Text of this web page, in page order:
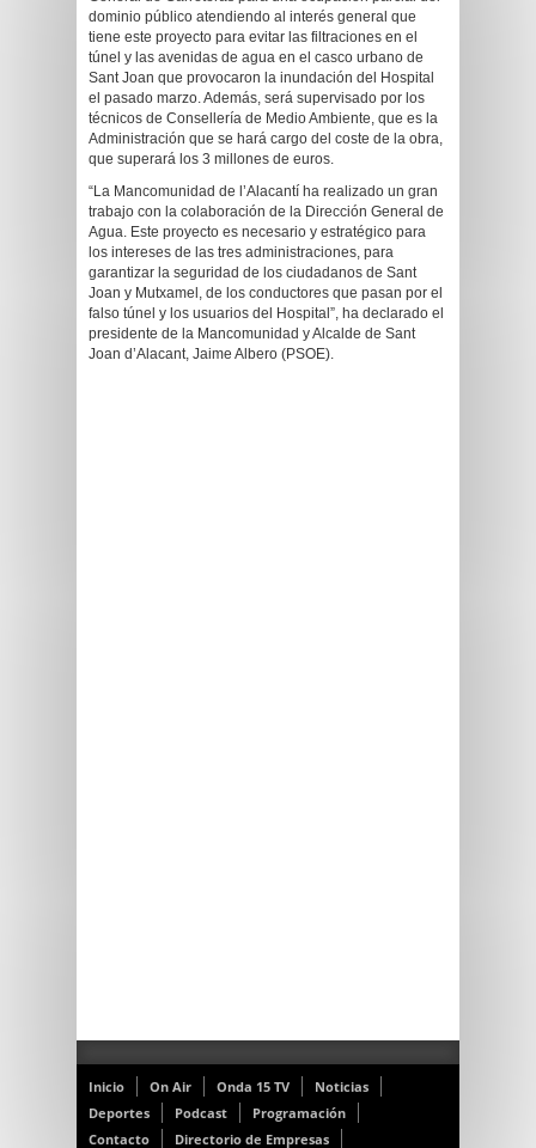
dominio público atendiendo al interés general que
tiene este proyecto para evitar las filtraciones en el
túnel y las avenidas de agua en el casco urbano de
Sant Joan que provocaron la inundación del Hospital
el pasado marzo. Además, será supervisado por los
técnicos de Consellería de Medio Ambiente, que es la
Administración que se hará cargo del coste de la obra,
que superará los 3 millones de euros.
“La Mancomunidad de l’Alacantí ha realizado un gran
trabajo con la colaboración de la Dirección General de
Agua. Este proyecto es necesario y estratégico para
los intereses de las tres administraciones, para
garantizar la seguridad de los ciudadanos de Sant
Joan y Mutxamel, de los conductores que pasan por el
falso túnel y los usuarios del Hospital”, ha declarado el
presidente de la Mancomunidad y Alcalde de Sant
Joan d’Alacant, Jaime Albero (PSOE).
Inicio On Air Onda 15 TV
Noticias
Deportes
Podcast
Programación
Contacto
Directorio de Empresas